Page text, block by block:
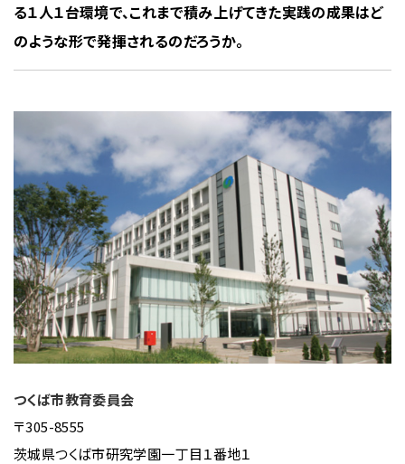
る１人１台環境で、これまで積み上げてきた実践の成果はど
のような形で発揮されるのだろうか。
つくば市教育委員会
〒305-8555
茨城県つくば市研究学園一丁目１番地１